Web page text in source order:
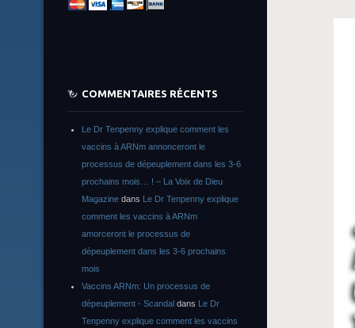
COMMENTAIRES RÉCENTS
Le Dr Tenpenny explique comment les
vaccins à ARNm annonceront le
processus de dépeuplement dans les 3-6
prochains mois… ! – La Voix de Dieu
Magazine dans Le Dr Tenpenny explique
comment les vaccins à ARNm
amorceront le processus de
dépeuplement dans les 3-6 prochains
mois
Vaccins ARNm: Un processus de
dépeuplement - Scandal dans Le Dr
Tenpenny explique comment les vaccins